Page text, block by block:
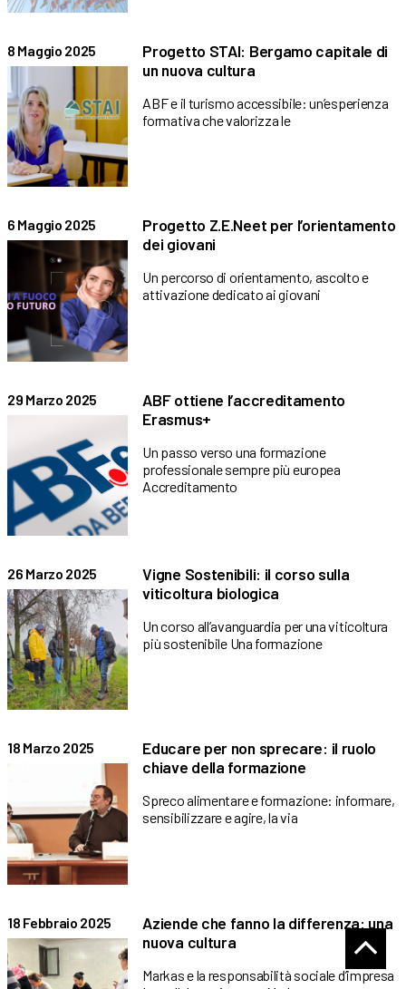
8 Maggio 2025
Progetto STAI: Bergamo capitale di
un nuova cultura
ABF e il turismo accessibile: un’esperienza
formativa che valorizza le
6 Maggio 2025
Progetto Z.E.Neet per l’orientamento
dei giovani
Un percorso di orientamento, ascolto e
attivazione dedicato ai giovani
29 Marzo 2025
ABF ottiene l’accreditamento
Erasmus+
Un passo verso una formazione
professionale sempre più europea
Accreditamento
26 Marzo 2025
Vigne Sostenibili: il corso sulla
viticoltura biologica
Un corso all’avanguardia per una viticoltura
più sostenibile Una formazione
18 Marzo 2025
Educare per non sprecare: il ruolo
chiave della formazione
Spreco alimentare e formazione: informare,
sensibilizzare e agire, la via
18 Febbraio 2025
Aziende che fanno la differenza: una
nuova cultura
Markas e la responsabilità sociale d’impresa